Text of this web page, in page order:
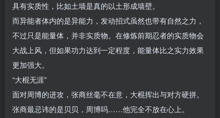
具有实质性，比如土墙是真的以土形成墙壁。
而异能者体内的是异能力，发动招式虽然也带有自然之力，
不过只是能量体，并非实质物。在修炼前期忍者的实质物会
大战上风，但如果功力达到一定程度，能量体比之实力效果
更加强大。
“大棍无涯”
面对周博的进攻，张商丝毫不在意，大棍挥出与对方硬拼。
张商最忌讳的是贝贝，周博吗……他完全不放在心上。